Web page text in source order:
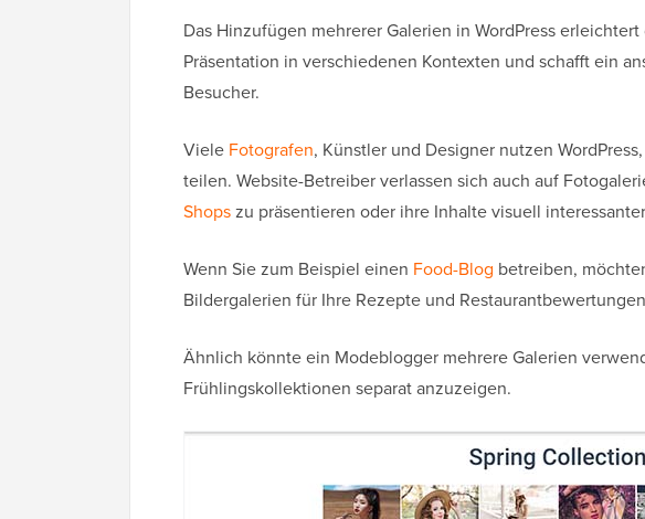
Das Hinzufügen mehrerer Galerien in WordPress
Präsentation in verschiedenen Kontexten und schafft ein
Besucher.
Viele Fotografen, Künstler und Designer nutzen
teilen. Website-Betreiber verlassen sich auch auf
Shopszu präsentieren oder ihre Inhalte visuell
Wenn Sie zum Beispiel einen Food-Blog betreiben,
Bildergalerien für Ihre Rezepte und
Ähnlich könnte ein Modeblogger mehrere Galerien
Frühlingskollektionen separat anzuzeigen.